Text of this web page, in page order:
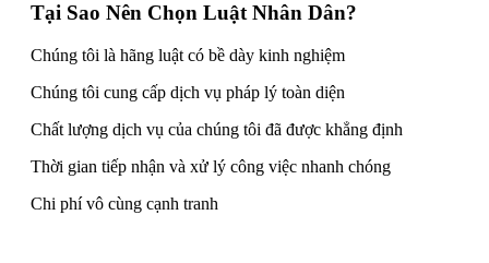
Tại Sao Nên Chọn Luật Nhân Dân?
Chúng tôi là hãng luật có bề dày kinh nghiệm
Chúng tôi cung cấp dịch vụ pháp lý toàn diện
Chất lượng dịch vụ của chúng tôi đã được khẳng định
Thời gian tiếp nhận và xử lý công việc nhanh chóng
Chi phí vô cùng cạnh tranh